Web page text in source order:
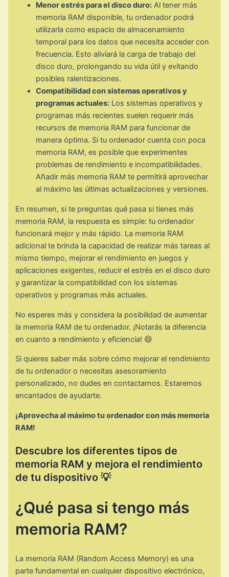
Menor estrés para el disco duro: Al tener más
memoria RAM disponible, tu ordenador podrá
utilizarla como espacio de almacenamiento
temporal para los datos que necesita acceder con
frecuencia. Esto aliviará la carga de trabajo del
disco duro, prolongando su vida útil y evitando
posibles ralentizaciones.
Compatibilidad con sistemas operativos y
programas actuales: Los sistemas operativos y
programas más recientes suelen requerir más
recursos de memoria RAM para funcionar de
manera óptima. Si tu ordenador cuenta con poca
memoria RAM, es posible que experimentes
problemas de rendimiento e incompatibilidades.
Añadir más memoria RAM te permitirá aprovechar
al máximo las últimas actualizaciones y versiones.
En resumen, si te preguntas qué pasa si tienes más
memoria RAM, la respuesta es simple: tu ordenador
funcionará mejor y más rápido. La memoria RAM
adicional te brinda la capacidad de realizar más tareas al
mismo tiempo, mejorar el rendimiento en juegos y
aplicaciones exigentes, reducir el estrés en el disco duro
y garantizar la compatibilidad con los sistemas
operativos y programas más actuales.
No esperes más y considera la posibilidad de aumentar
la memoria RAM de tu ordenador. ¡Notarás la diferencia
en cuanto a rendimiento y eficiencia! 😄
Si quieres saber más sobre cómo mejorar el rendimiento
de tu ordenador o necesitas asesoramiento
personalizado, no dudes en contactarnos. Estaremos
encantados de ayudarte.
¡Aprovecha al máximo tu ordenador con más memoria
RAM!
Descubre los diferentes tipos de
memoria RAM y mejora el rendimiento
de tu dispositivo 💡
¿Qué pasa si tengo más
memoria RAM?
La memoria RAM (Random Access Memory) es una
parte fundamental en cualquier dispositivo electrónico,